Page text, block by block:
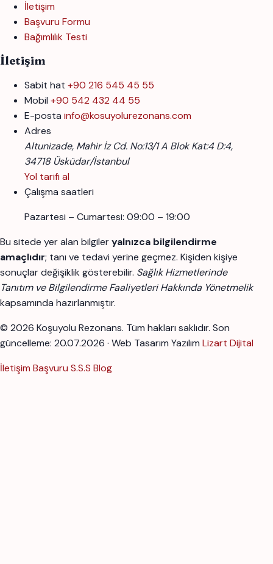
İletişim
Başvuru Formu
Bağımlılık Testi
İletişim
Sabit hat +90 216 545 45 55
Mobil +90 542 432 44 55
E-posta info@kosuyolurezonans.com
Adres
Altunizade, Mahir İz Cd. No:13/1 A Blok Kat:4 D:4,
34718 Üsküdar/İstanbul
Yol tarifi al
Çalışma saatleri
Pazartesi – Cumartesi: 09:00 – 19:00
Bu sitede yer alan bilgileryalnızca bilgilendirme
amaçlıdır; tanı ve tedavi yerine geçmez. Kişiden kişiye
sonuçlar değişiklik gösterebilir. Sağlık Hizmetlerinde
Tanıtım ve Bilgilendirme Faaliyetleri Hakkında Yönetmelik
kapsamında hazırlanmıştır.
© 2026 Koşuyolu Rezonans. Tüm hakları saklıdır. Son
güncelleme: 20.07.2026 · Web Tasarım Yazılım Lizart Dijital
İletişim Başvuru S.S.S Blog